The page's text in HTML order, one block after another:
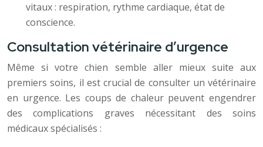
vitaux : respiration, rythme cardiaque, état de
conscience.
Consultation vétérinaire d’urgence
Même si votre chien semble aller mieux suite aux
premiers soins, il est crucial de consulter un vétérinaire
en urgence. Les coups de chaleur peuvent engendrer
des complications graves nécessitant des soins
médicaux spécialisés :